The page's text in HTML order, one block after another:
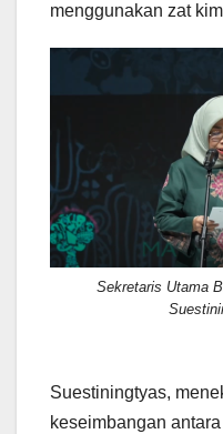
menggunakan zat
Sekretaris Utama
Suestiningtyas,
keseimbangan